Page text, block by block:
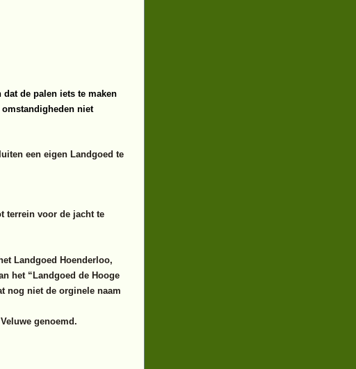
de palen iets te maken
niet
een eigen Landgoed te
terrein voor de jacht te
Landgoed Hoenderloo,
het “Landgoed de Hooge
nog niet de orginele naam
genoemd.